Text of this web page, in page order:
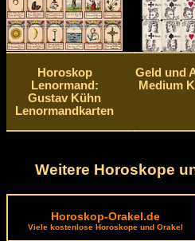
Horoskop
Lenormand:
Gustav Kühn
Lenormandkarten
Geld und
Medium
Weitere Horoskope
Horoskop-Orakel.de
Viele kostenlose Horoskope und Orakel